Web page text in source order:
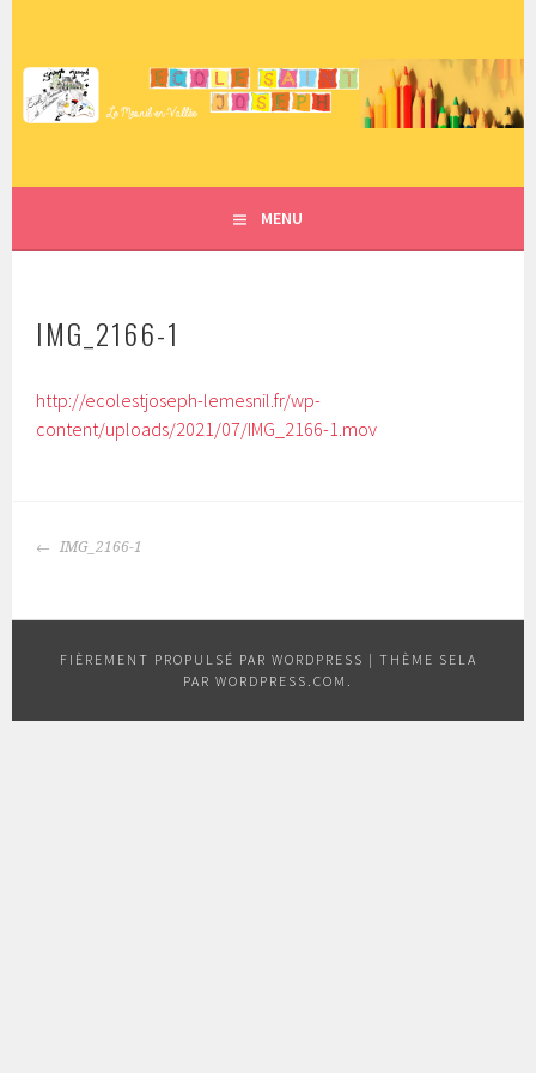
contenu
principalECOLE SAINT JOSEPH – LE
MESNIL EN VALLÉE
MENU
IMG_2166-1
http://ecolestjoseph-lemesnil.fr/wp-
content/uploads/2021/07/IMG_2166-1.mov
NAVIGATION
IMG_2166-1
FIÈREMENT PROPULSÉ PAR WORDPRESS | THÈME SELA
PAR WORDPRESS.COM .